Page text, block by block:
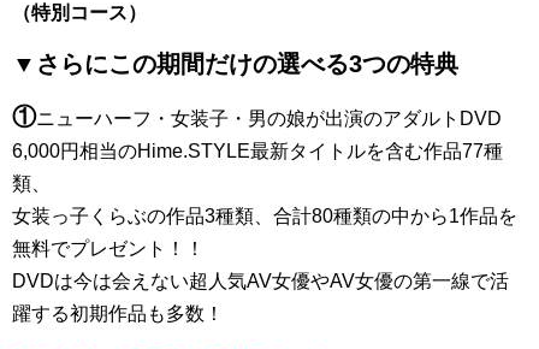
（特別コース）
▼さらにこの期間だけの選べる3つの特典
①ニューハーフ・女装子・男の娘が出演のアダルトDVD
6,000円相当のHime.STYLE最新タイトルを含む作品77種
類、
女装っ子くらぶの作品3種類、合計80種類の中から1作品を
無料でプレゼント！！
DVDは今は会えない超人気AV女優やAV女優の第一線で活
躍する初期作品も多数！